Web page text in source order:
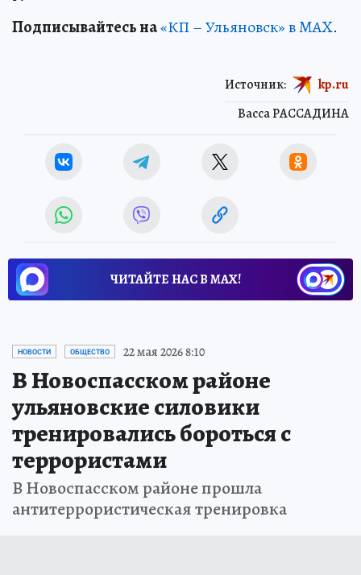
Подписывайтесь на«КП – Ульяновск» в MAX.
Васса РАССАДИНА
Источник: kp.ru
ЧИТАЙТЕ НАС В МАХ!
НОВОСТИ ОБЩЕСТВО 22 мая 2026 8:10
В Новоспасском районе
ульяновские силовики
тренировались бороться с
террористами
В Новоспасском районе прошла
антитеррористическая тренировка